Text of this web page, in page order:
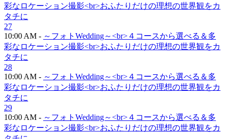
彩なロケーション撮影<br>おふたりだけの理想の世界観をカ
タチに
27
10:00 AM - ～フォトWedding～<br>４コースから選べる＆多
彩なロケーション撮影<br>おふたりだけの理想の世界観をカ
タチに
28
10:00 AM - ～フォトWedding～<br>４コースから選べる＆多
彩なロケーション撮影<br>おふたりだけの理想の世界観をカ
タチに
29
10:00 AM - ～フォトWedding～<br>４コースから選べる＆多
彩なロケーション撮影<br>おふたりだけの理想の世界観をカ